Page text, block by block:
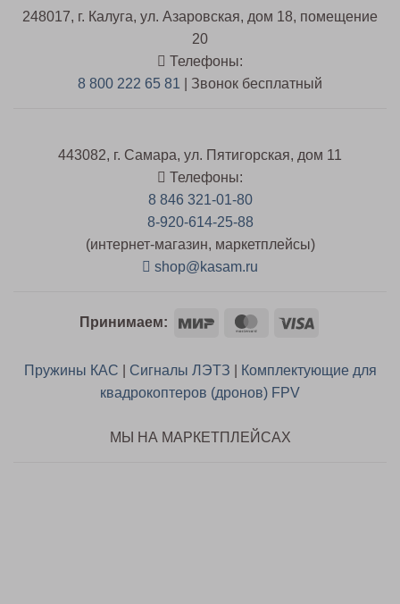
248017, г. Калуга, ул. Азаровская, дом 18, помещение
20
Телефоны:
8 800 222 65 81 | Звонок бесплатный
443082, г. Самара, ул. Пятигорская, дом 11
Телефоны:
8 846 321-01-80
8-920-614-25-88
(интернет-магазин, маркетплейсы)
shop@kasam.ru
Принимаем: Mir MasterCard
Visa
Пружины КАС Сигналы ЛЭТЗ
Комплектующие для
квадрокоптеров (дронов) FPV
МЫ НА МАРКЕТПЛЕЙСАХ